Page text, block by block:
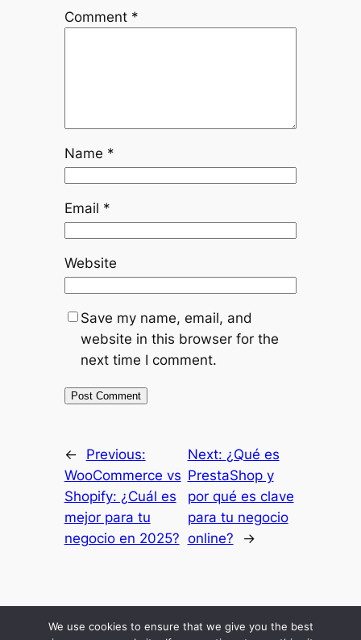
Comment *
Name *
Email *
Website
Save my name, email, and
website in this browser for the
next time I comment.
←
Previous:
WooCommerce vs
Shopify: ¿Cuál es
mejor para tu
negocio en 2025?
Next: ¿Qué es
PrestaShop y
por qué es clave
para tu negocio
online?
→
ResultadosMis SecretosBlog EconomicoPodcastAbout Me
We use cookies to ensure that we give you the best